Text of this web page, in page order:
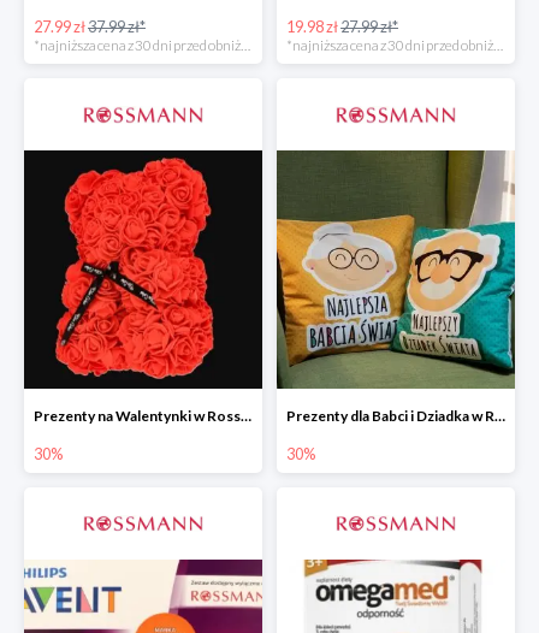
27.99 zł37.99 zł*
*najniższa cena z 30 dni przed obniżką
19.98 zł27.99 zł*
*najniższa cena z 30 dni przed obniżką
Prezenty na Walentynki w Rossmannie do -30%
30%
Prezenty dla Babci i Dziadka w Rossmannie do -30%
30%